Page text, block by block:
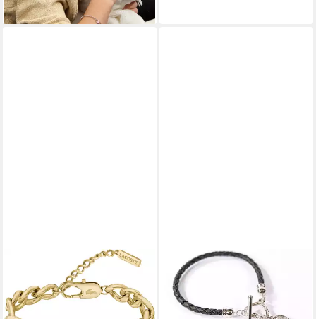
lieferbar - in 2-3 Werktagen bei dir
LE BIJOU
Bettelarmband Crystal
Whisper (1-tlg), Leder-
Armband mit Bettelanhängern